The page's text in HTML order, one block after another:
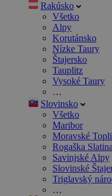
Rakúsko
Všetko
Alpy
Korutánsko
Nízke Taury
Štajersko
Tauplitz
Vysoké Taury
…
Slovinsko
Všetko
Maribor
Moravské
Rogaška
Savinjské Alpy
Slovinské
Triglavský
…